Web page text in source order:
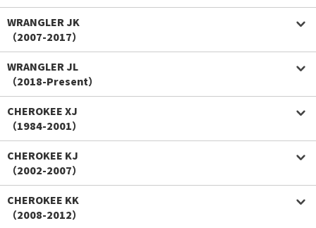
WRANGLER JK
（2007-2017）
WRANGLER JL
（2018-Present）
CHEROKEE XJ
（1984-2001）
CHEROKEE KJ
（2002-2007）
CHEROKEE KK
（2008-2012）